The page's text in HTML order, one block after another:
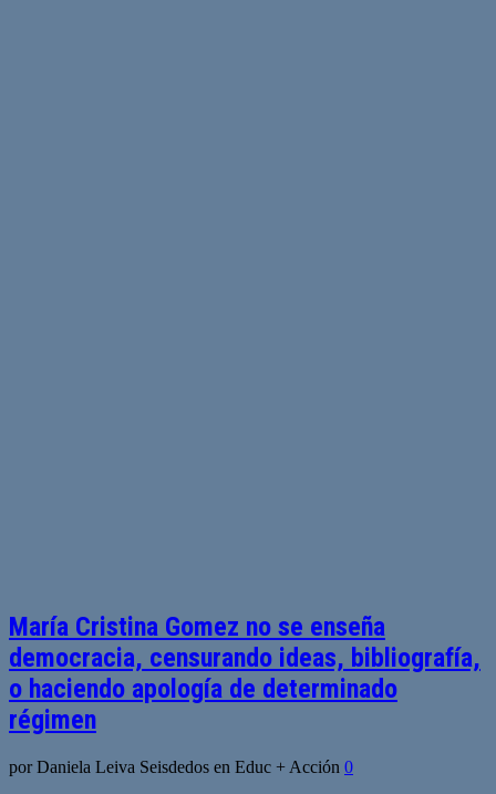
María Cristina Gomez no se enseña
democracia, censurando ideas, bibliografía,
o haciendo apología de determinado
régimen
por Daniela Leiva Seisdedos en Educ + Acción 0